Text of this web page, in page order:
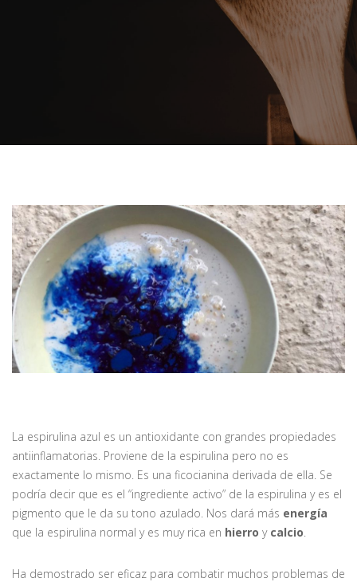
RECETAS
KIDS
La espirulina azul es un antioxidante con grandes propiedades
antiinflamatorias. Proviene de la espirulina pero no es
exactamente lo mismo. Es una ficocianina derivada de ella. Se
podría decir que es el “ingrediente activo” de la espirulina y es el
pigmento que le da su tono azulado. Nos dará más energía
que la espirulina normal y es muy rica en hierro y calcio.
Ha demostrado ser eficaz para combatir muchos problemas de